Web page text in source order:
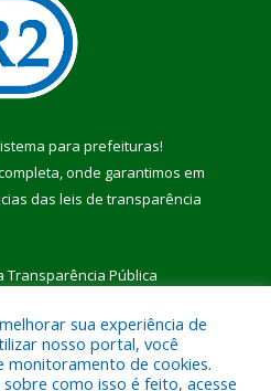
para prefeituras!
onde garantimos em
das leis de transparência
Transparência Pública
sua experiência de
nosso portal, você
monitoramento de cookies.
como isso é feito, acesse